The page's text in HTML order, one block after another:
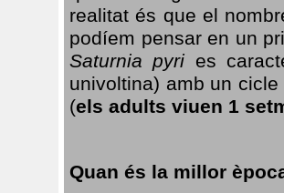
realitat és que el
podíem pensar en un
Saturnia pyri es
univoltina) amb un
(els adults viuen 1
Quan és la millor